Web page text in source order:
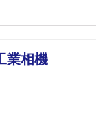
業相機